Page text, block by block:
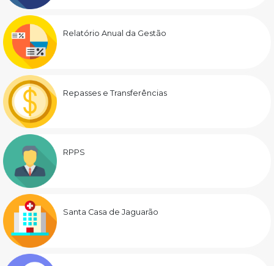
Relatório Anual da Gestão
Repasses e Transferências
RPPS
Santa Casa de Jaguarão